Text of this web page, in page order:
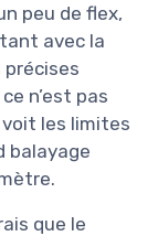
peu de flex,
avec la
précises
n’est pas
voit les limites
balayage
que le